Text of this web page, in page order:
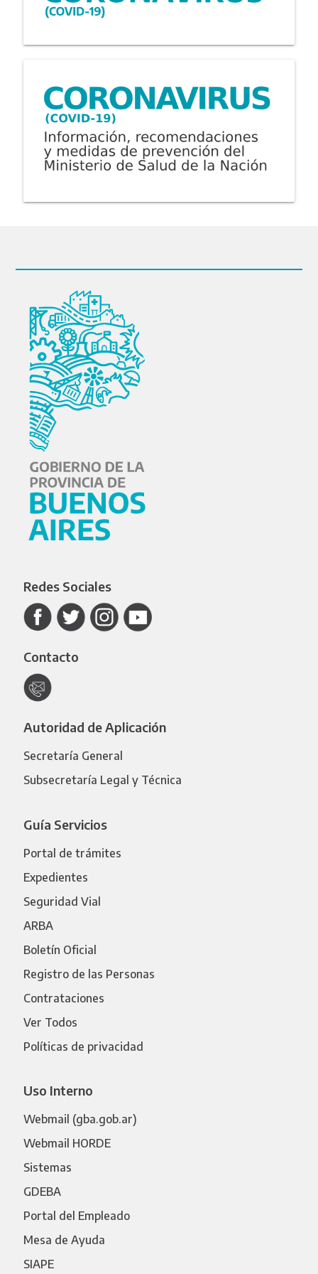
Redes Sociales
Contacto
Autoridad de Aplicación
Secretaría General
Subsecretaría Legal y Técnica
Guía Servicios
Portal de trámites
Expedientes
Seguridad Vial
ARBA
Boletín Oficial
Registro de las Personas
Contrataciones
Ver Todos
Políticas de privacidad
Uso Interno
Webmail (gba.gob.ar)
Webmail HORDE
Sistemas
GDEBA
Portal del Empleado
Mesa de Ayuda
SIAPE